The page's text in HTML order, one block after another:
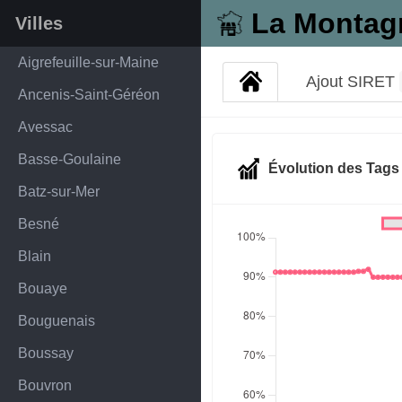
La
Villes
Aigrefeuille-sur-Maine
Ancenis-Saint-Géréon
Avessac
Basse-Goulaine
Batz-sur-Mer
Besné
Blain
Bouaye
Bouguenais
Boussay
Bouvron
Ajout SIRET
Évolution des